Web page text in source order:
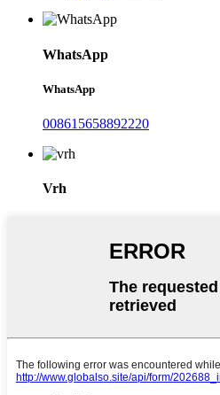
WhatsApp
WhatsApp
008615658892220
Vrh